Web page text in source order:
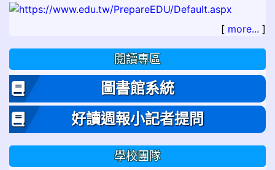
[ more... ]
閱讀專區
圖書館系統
好讀週報小記者提問
學校團隊